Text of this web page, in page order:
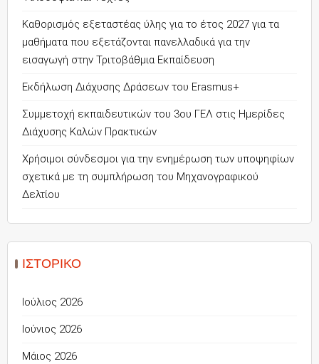
Καθορισμός εξεταστέας ύλης για το έτος 2027 για τα
μαθήματα που εξετάζονται πανελλαδικά για την
εισαγωγή στην Τριτοβάθμια Εκπαίδευση
Εκδήλωση Διάχυσης Δράσεων του Erasmus+
Συμμετοχή εκπαιδευτικών του 3ου ΓΕΛ στις Ημερίδες
Διάχυσης Καλών Πρακτικών
Χρήσιμοι σύνδεσμοι για την ενημέρωση των υποψηφίων
σχετικά με τη συμπλήρωση του Μηχανογραφικού
Δελτίου
ΙΣΤΟΡΙΚΌ
Ιούλιος 2026
Ιούνιος 2026
Μάιος 2026